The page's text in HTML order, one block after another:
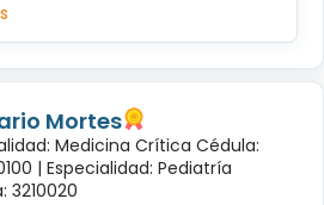
Mortes
Medicina Crítica Cédula:
| Especialidad: Pediatría
3210020